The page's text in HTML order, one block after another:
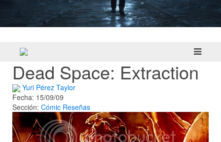
Dead Space: Extraction
Yuri Pérez Taylor
Fecha: 15/09/09
Sección: Cómic Reseñas